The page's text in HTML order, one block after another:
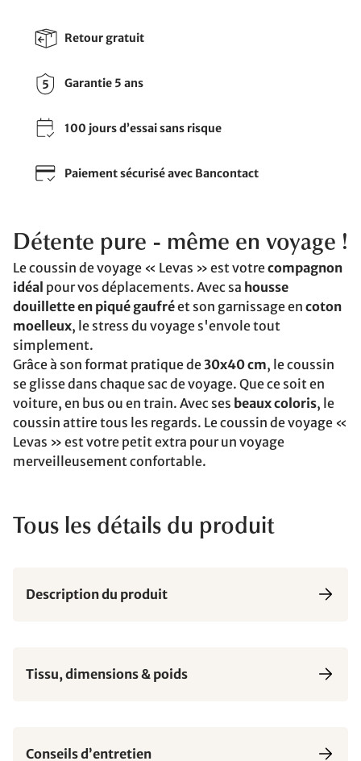
Retour gratuit
Garantie 5 ans
100 jours d’essai sans risque
Paiement sécurisé avec Bancontact
Détente pure - même en voyage !
Le coussin de voyage « Levas » est votrecompagnon
idéal pour vos déplacements. Avec sa housse
douillette en piqué gaufréet son garnissage en coton
moelleux, le stress du voyage s'envole tout
simplement.
Grâce à son format pratique de30x40 cm, le coussin
se glisse dans chaque sac de voyage. Que ce soit en
voiture, en bus ou en train. Avec ses beaux coloris, le
coussin attire tous les regards. Le coussin de voyage «
Levas » est votre petit extra pour un voyage
merveilleusement confortable.
Tous les détails du produit
Description du produit
Tissu, dimensions & poids
Conseils d’entretien